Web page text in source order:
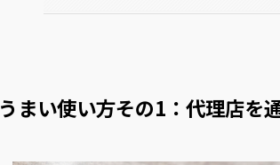
うまい使い方その1：代理店を